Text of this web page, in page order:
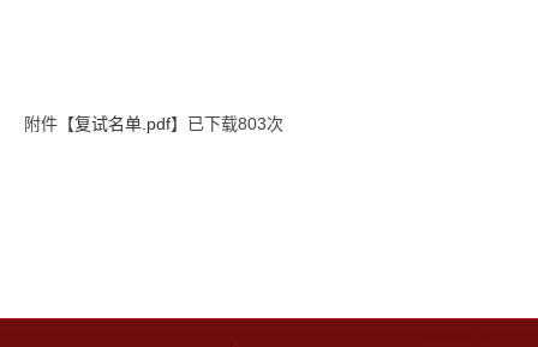
附件【复试名单.pdf】已下载803次